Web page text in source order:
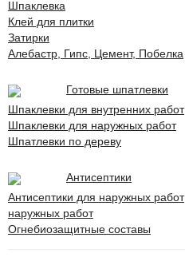
Шпаклевка
Клей для плитки
Затирки
Алебастр, Гипс, Цемент, Побелка
Готовые шпатлевки
Шпаклевки для внутренних работ
Шпаклевки для наружных работ
Шпатлевки по дереву
Антисептики
Антисептики для наружных работ
наружных работ
Огнебиозащитные составы